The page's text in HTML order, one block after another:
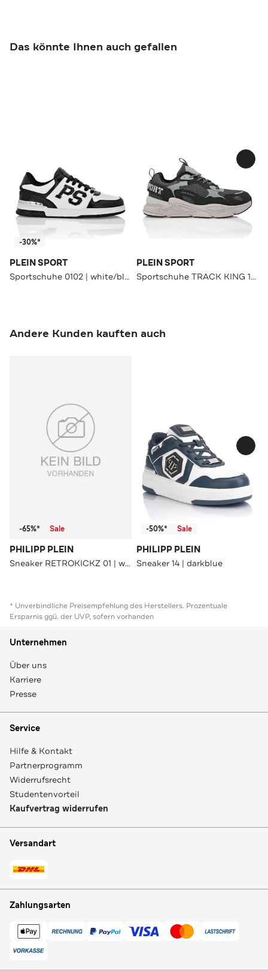
Das könnte Ihnen auch gefallen
-30%*
PLEIN SPORT
Sportschuhe 0102 | white/black
PLEIN SPORT
Sportschuhe TRACK KING 1072 | grey/darkgrey
Andere Kunden kauften auch
-65%* Sale
PHILIPP PLEIN
Sneaker RETROKICKZ 01 | white
-50%* Sale
PHILIPP PLEIN
Sneaker 14 | darkblue
* Unverbindliche Preisempfehlung des Herstellers. Prozentuale
Ersparnis ggü. der UVP, sofern vorhanden
Unternehmen
Über uns
Karriere
Presse
Service
Hilfe & Kontakt
Partnerprogramm
Widerrufsrecht
Studentenvorteil
Kaufvertrag widerrufen
Versandart
Zahlungsarten